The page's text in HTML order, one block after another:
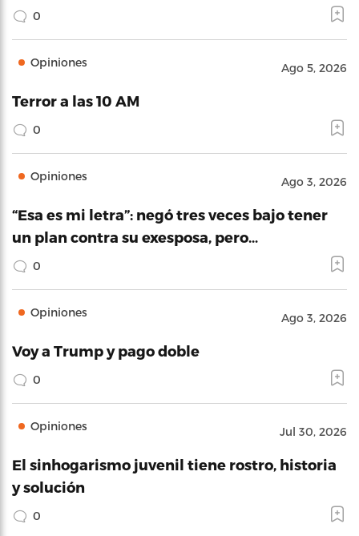
0
Opiniones Ago 5, 2026
Terror a las 10 AM
0
Opiniones Ago 3, 2026
“Esa es mi letra”: negó tres veces bajo tener
un plan contra su exesposa, pero…
0
Opiniones Ago 3, 2026
Voy a Trump y pago doble
0
Opiniones Jul 30, 2026
El sinhogarismo juvenil tiene rostro, historia
y solución
0